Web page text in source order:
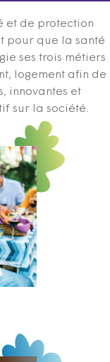
et de protection
pour que la santé
ses trois métiers
logement afin de
innovantes et
sur la société.